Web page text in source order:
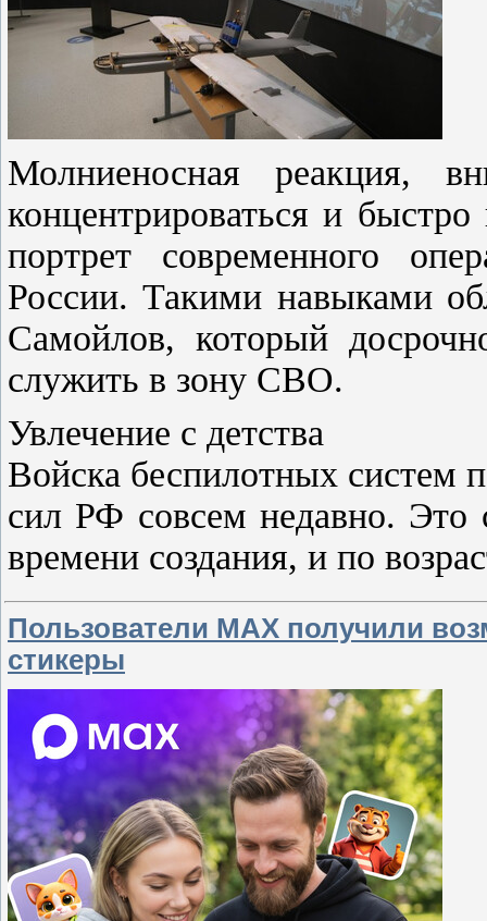
Молниеносная реакция,
концентрироваться и
портрет современного
России. Такими навыками
Самойлов, который
служить в зону СВО.
Увлечение с детства
Войска беспилотных систем
сил РФ совсем недавно. Это
времени создания, и по
Пользователи MAX получили
стикеры